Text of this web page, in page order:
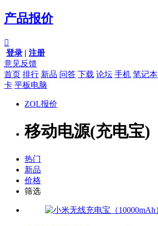
产品报价

登录 | 注册
意见反馈
首页 排行 新品 问答 下载 论坛 手机 笔记本
卡 平板电脑
ZOL报价
移动电源(充电宝)
热门
新品
价格
筛选